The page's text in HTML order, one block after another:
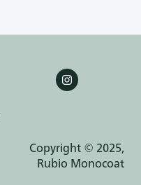
Copyright © 2025,
Rubio Monocoat